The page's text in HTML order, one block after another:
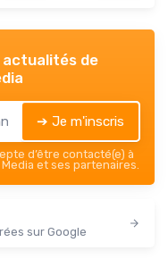
actualités de
➔ Je m'inscris
d’être contacté(e) à
et ses partenaires.
sur Google